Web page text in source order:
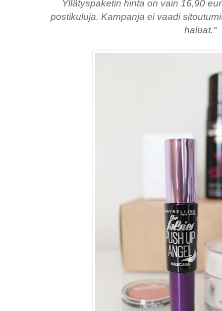
Yllätyspaketin hinta on vain 16,90
postikuluja. Kampanja ei vaadi
haluat."